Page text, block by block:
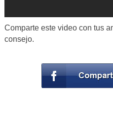
Comparte este video con tus
consejo.